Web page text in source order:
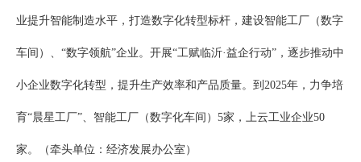
业提升智能制造水平，打造数字化转型标杆，建设智能工厂（数字
车间）、“数字领航”企业。开展“工赋临沂·益企行动”，逐步推动中
小企业数字化转型，提升生产效率和产品质量。到2025年，力争培
育“晨星工厂”、智能工厂（数字化车间）5家，上云工业企业50
家。（牵头单位：经济发展办公室）